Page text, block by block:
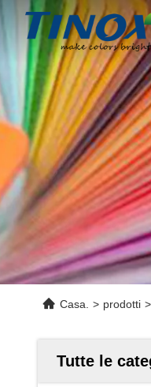
Casa. > prodotti >
Tutte le